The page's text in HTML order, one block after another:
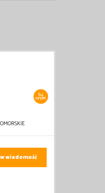
84
OFERT
wiadomość